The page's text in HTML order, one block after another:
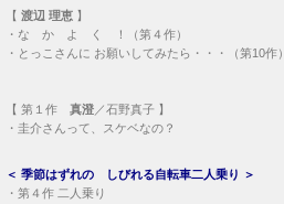
【 渡辺 理恵 】
・ な か よ く ！（第４作）
・ とっこさんに お願いしてみたら・・・（第10作）
【 第１作 真澄 ／石野真子 】
・ 圭介さんって、スケベなの？
＜ 季節はずれの しびれる自転車二人乗り ＞
・ 第４作 二人乗り